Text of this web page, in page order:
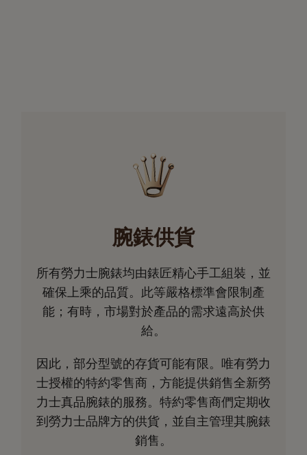
腕錶供貨
所有勞力士腕錶均由錶匠精心手工組裝，並
確保上乘的品質。此等嚴格標準會限制產
能；有時，市場對於產品的需求遠高於供
給。
因此，部分型號的存貨可能有限。唯有勞力
士授權的特約零售商，方能提供銷售全新勞
力士真品腕錶的服務。特約零售商們定期收
到勞力士品牌方的供貨，並自主管理其腕錶
銷售。